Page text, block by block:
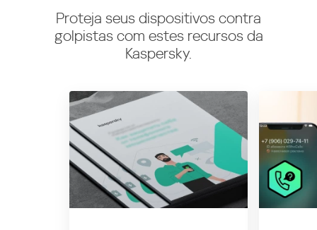
Proteja seus dispositivos contra
golpistas com estes recursos da
Kaspersky.